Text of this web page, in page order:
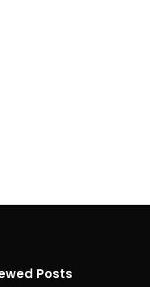
Posts